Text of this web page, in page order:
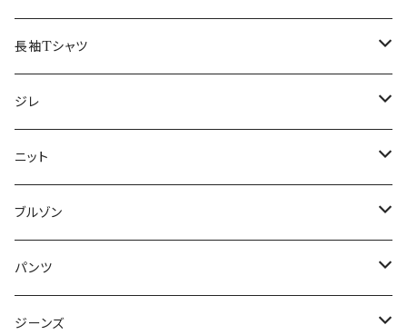
50/XL～
48/L
50/XL～
46/M
48/L
50/XL～
～44/S
46/M
48/L
50/XL～
長袖Tシャツ
～44/S
46/M
48/L
50/XL～
ジレ
～44/S
46/M
48/L
50/XL～
ニット
～44/S
46/M
48/L
ブルゾン
～44/S
46/M
パンツ
～44/S
ジーンズ